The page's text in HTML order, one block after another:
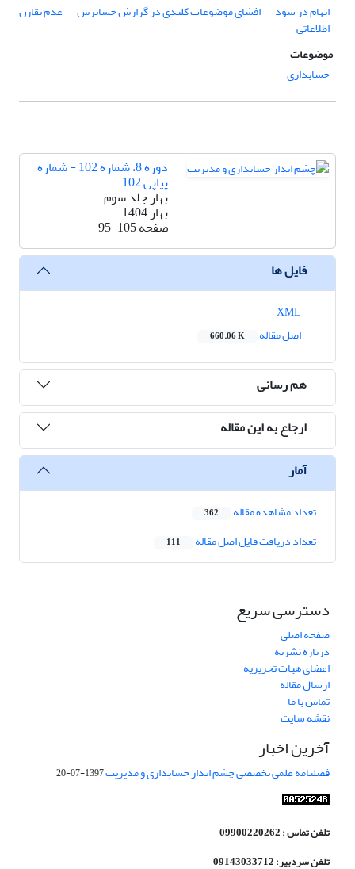
ابهام در سود
افشای موضوعات کلیدی در گزارش حسابرس عدم تقارن
اطلاعاتی
موضوعات
حسابداری
دوره 8، شماره 102 - شماره
پیاپی 102
بهار جلد سوم
بهار 1404
صفحه95-105
فایل ها
اصل مقاله
660.06 K
هم رسانی
ارجاع به این مقاله
آمار
تعداد مشاهده مقاله 362
تعداد دریافت فایل اصل مقاله 111
دسترسی سریع
صفحه اصلی
درباره نشریه
اعضای هیات تحریریه
ارسال مقاله
تماس با ما
نقشه سایت
آخرین اخبار
فصلنامه علمی تخصصی چشم انداز حسابداری و مدیریت1397-07-20
تلفن تماس : 09900220262
تلفن سردبیر: 09143033712